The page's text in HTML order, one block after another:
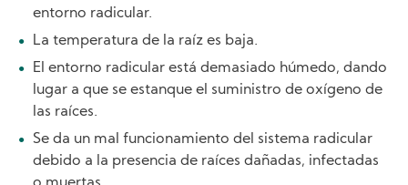
entorno radicular.
La temperatura de la raíz es baja.
El entorno radicular está demasiado húmedo, dando
lugar a que se estanque el suministro de oxígeno de
las raíces.
Se da un mal funcionamiento del sistema radicular
debido a la presencia de raíces dañadas, infectadas